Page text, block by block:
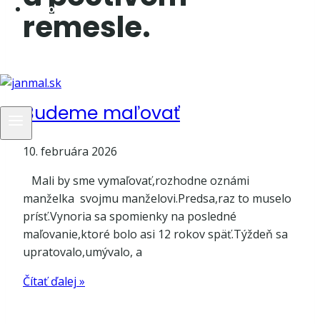
Kontakt
remesle.
Budeme maľovať
10. februára 2026
Mali by sme vymaľovať,rozhodne oznámi
manželka svojmu manželovi.Predsa,raz to muselo
prísť.Vynoria sa spomienky na posledné
maľovanie,ktoré bolo asi 12 rokov späť.Týždeň sa
upratovalo,umývalo, a
Čítať ďalej »